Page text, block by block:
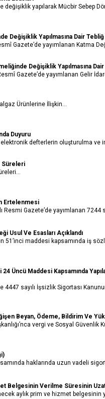
yapılarak Mücbir Sebep
Değişiklik Yapılmasına Dair
Gazete’de yayımlanan Katma
Değişiklik Yapılmasına
Gazete’de yayımlanan Gelir
Ürünlerine İlişkin...
Duyuru
elektronik defterlerin oluşturulma
Süreleri
Ertelenmesi
Gazete’de yayımlanan 7244
Usul Ve Esasları Açıklandı
51’inci maddesi kapsamında iş
Üncü Maddesi Kapsamında
4447 sayılı İşsizlik Sigortası
Beyan, Ödeme, Bildirim Ve
vergi ve Sosyal Güvenlik
haklarında uzun vadeli
Belgesinin Verilme Süresinin
aylık prim ve hizmet belgesinin